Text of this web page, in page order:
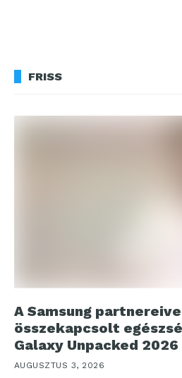
FRISS
A Samsung
összekapcsolt
Galaxy Unpacked
AUGUSZTUS 3, 2026